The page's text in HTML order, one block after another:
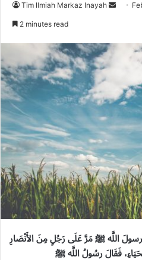
Tim Ilmiah Markaz Inayah
m
a
l
2 minutes read
اللَّه ﷺ مَرَّ عَلَى رَجُلٍ مِنَ الأَنْصَارِ
فَقَالَ رسُولُ اللَّه ﷺ